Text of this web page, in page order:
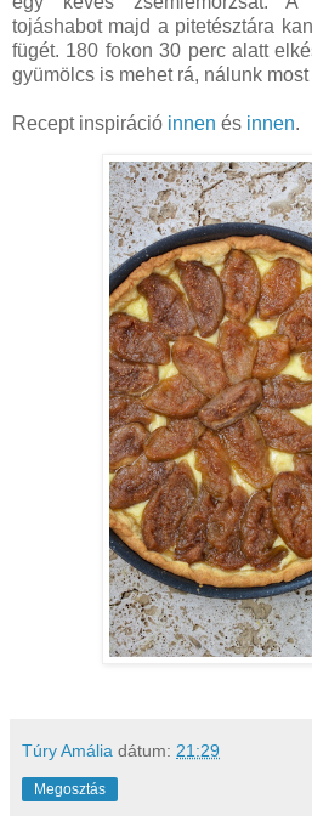
tojáshabot majd a pitetésztára
fügét. 180 fokon 30 perc alatt
gyümölcs is mehet rá, nálunk
Recept inspiráció innen és innen.
Túry Amália dátum: 21:29
Megosztás